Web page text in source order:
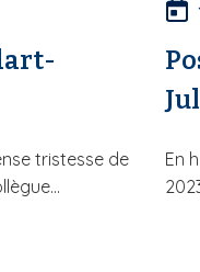
tristesse de
En